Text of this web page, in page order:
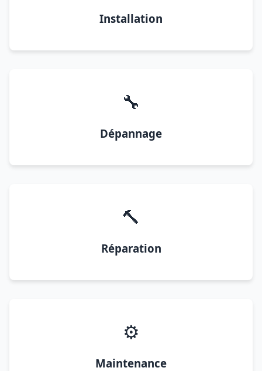
Installation
🔧
Dépannage
🔨
Réparation
⚙️
Maintenance